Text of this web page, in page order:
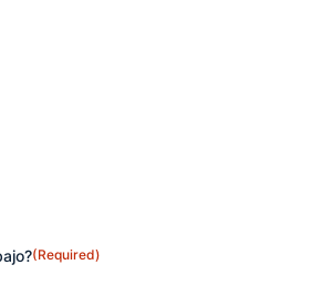
(Required)